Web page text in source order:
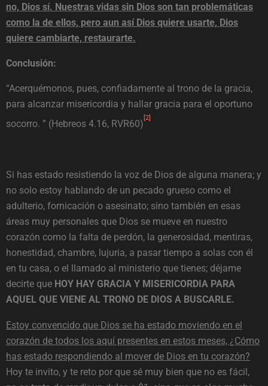
no, Dios sí. Nuestras vidas sin Dios son tan problemáticas
como la de ellos, pero aun así Dios quiere usarte, Dios
quiere cambiarte, restaurarte.
Conclusión:
“Acerquémonos, pues, confiadamente al trono de la gracia,
para alcanzar misericordia y hallar gracia para el oportuno
socorro. ” (Hebreos 4.16, RVR60)
[2]
Si has estado resistiendo la voz de Dios de alguna manera; y
no solo estoy hablando de un pecado grueso como el
adulterio, fornicación o asesinato; sino también en esas
áreas muy personales que Dios se mueve en nuestro
corazón como la falta de perdón, la generosidad, mentiras,
honestidad, chambre, lujuria, a pasar tiempo a solas con él
en tu casa, o el llamado al ministerio que tienes; déjame
decirte que HOY HAY GRACIA Y MISERICORDIA PARA
AQUEL QUE VIENE AL TRONO DE DIOS A BUSCARLE.
Estoy convencido que Dios se ha estado moviendo en el
corazón de todos los aquí presentes en estos meses, ¿Cómo
has estado respondiendo al mover de Dios en tu corazón?
Hoy te invito, y te reto por que sé muy bien que no es fácil,